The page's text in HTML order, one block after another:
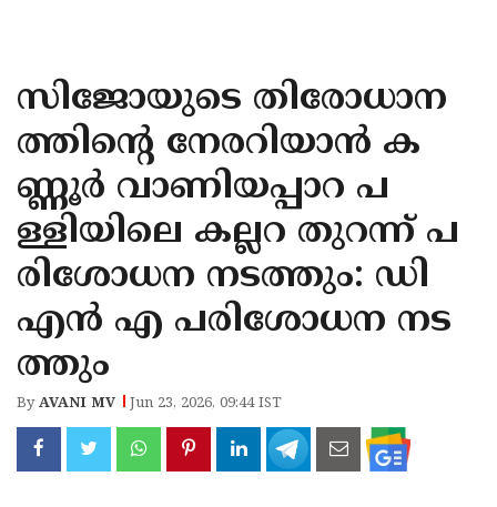
KANNUR
KASARAGOD
സിജോയുടെ തിരോധാന
ത്തിൻ്റെ നേരറിയാൻ ക
ണ്ണൂർ വാണിയപ്പാറ പ
ള്ളിയിലെ കല്ലറ തുറന്ന് പ
രിശോധന നടത്തും: ഡി
എൻ എ പരിശോധന നട
ത്തും
ByAVANI MV Jun 23, 2026, 09:44 IST